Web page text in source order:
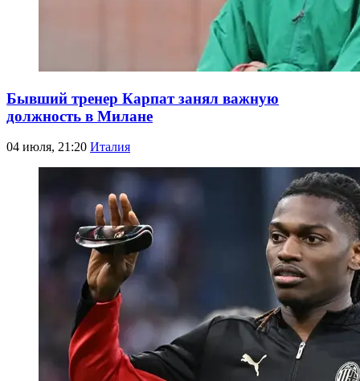
Бывший тренер Карпат занял важную
должность в Милане
04 июля, 21:20 Италия